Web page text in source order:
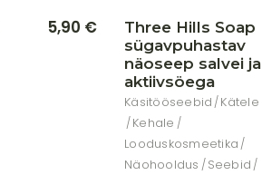
5,90 €
Three Hills Soap
sügavpuhastav
näoseep salvei ja
aktiivsöega
Käsitööseebid Kätele
Kehale
Looduskosmeetika
Näohooldus
Seebid